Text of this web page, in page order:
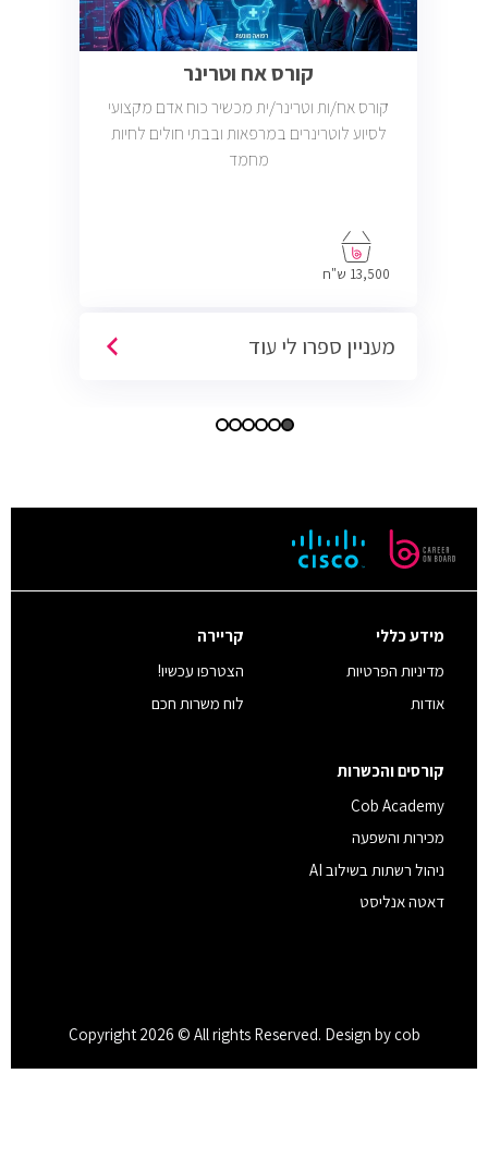
קורס אח וטרינר
קורס אח/ות וטרינר/ית מכשיר כוח אדם מקצועי
לסיוע לוטרינרים במרפאות ובבתי חולים לחיות
מחמד
13,500 ש"ח
מעניין ספרו לי עוד
מידע כללי
מדיניות הפרטיות
אודות
קריירה
הצטרפו עכשיו!
לוח משרות חכם
קורסים והכשרות
Cob Academy
מכירות והשפעה
ניהול רשתות בשילוב AI
דאטה אנליסט
Copyright 2026 © All rights Reserved. Design by cob